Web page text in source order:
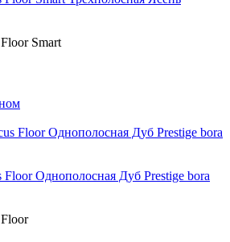
Smart
Floor Однополосная Дуб Prestige bora